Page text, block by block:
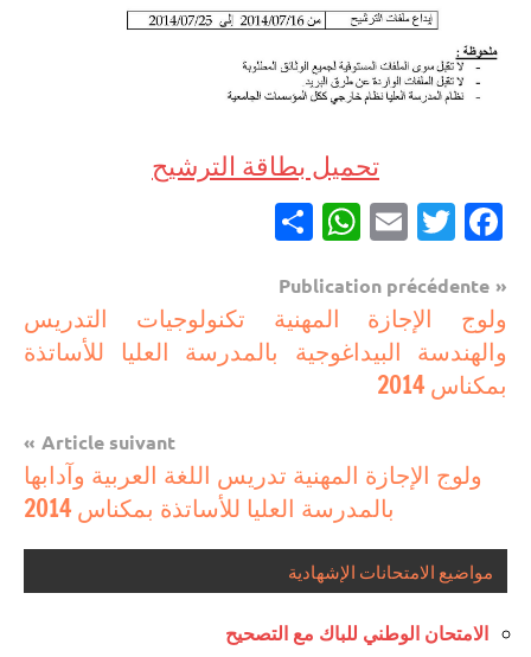
تحميل بطاقة الترشيح
Facebook
Twitter
Email
WhatsApp
مباريات
Navigation
de
l’article
Publication précédente
ولوج الإجازة المهنية تكنولوجيات التدريس
والهندسة البيداغوجية بالمدرسة العليا للأساتذة
بمكناس 2014
Article suivant
ولوج الإجازة المهنية تدريس اللغة العربية وآدابها
بالمدرسة العليا للأساتذة بمكناس 2014
مواضيع الامتحانات الإشهادية
الامتحان الوطني للباك مع التصحيح